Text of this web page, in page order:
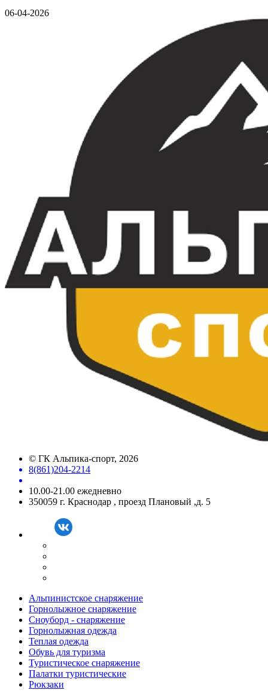
06-04-2026
© ГК Альпика-спорт, 2026
8(861)204-2214
10.00-21.00 ежедневно
350059 г. Краснодар , проезд Плановый ,д. 5
Альпинистское снаряжение
Горнолыжное снаряжение
Сноуборд - снаряжение
Горнолыжная одежда
Теплая одежда
Обувь для туризма
Туристическое снаряжение
Палатки туристические
Рюкзаки